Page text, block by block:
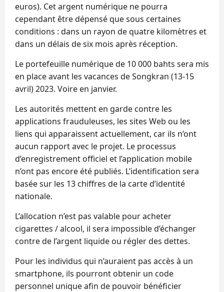
euros). Cet argent numérique ne pourra
cependant être dépensé que sous certaines
conditions : dans un rayon de quatre kilomètres et
dans un délais de six mois après réception.
Le portefeuille numérique de 10 000 bahts sera mis
en place avant les vacances de Songkran (13-15
avril) 2023. Voire en janvier.
Les autorités mettent en garde contre les
applications frauduleuses, les sites Web ou les
liens qui apparaissent actuellement, car ils n’ont
aucun rapport avec le projet. Le processus
d’enregistrement officiel et l’application mobile
n’ont pas encore été publiés. L’identification sera
basée sur les 13 chiffres de la carte d’identité
nationale.
L’allocation n’est pas valable pour acheter
cigarettes / alcool, il sera impossible d’échanger
contre de l’argent liquide ou régler des dettes.
Pour les individus qui n’auraient pas accès à un
smartphone, ils pourront obtenir un code
personnel unique afin de pouvoir bénéficier